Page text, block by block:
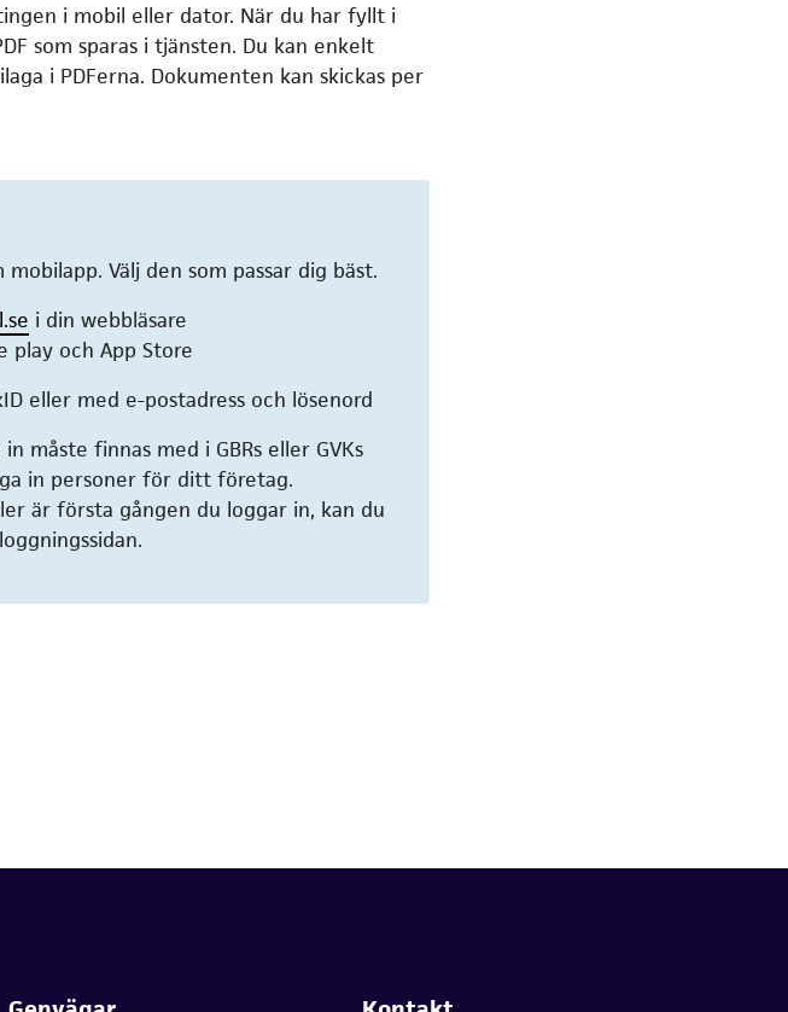
i mobil eller dator. När du har fyllt i
som sparas i tjänsten. Du kan enkelt
i PDFerna. Dokumenten kan skickas per
Välj den som passar dig bäst.
i din webbläsare
play och App Store
eller med e-postadress och lösenord
måste finnas med i GBRs eller GVKs
in personer för ditt företag.
är första gången du loggar in, kan du